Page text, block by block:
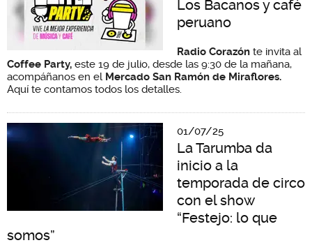
Los Bacanos y café
peruano
Radio Corazón te invita al
Coffee Party, este 19 de julio, desde las 9:30 de la mañana,
acompáñanos en elMercado San Ramón de Miraflores.
Aquí te contamos todos los detalles.
01/07/25
La Tarumba da
inicio a la
temporada de circo
con el show
“Festejo: lo que
somos”